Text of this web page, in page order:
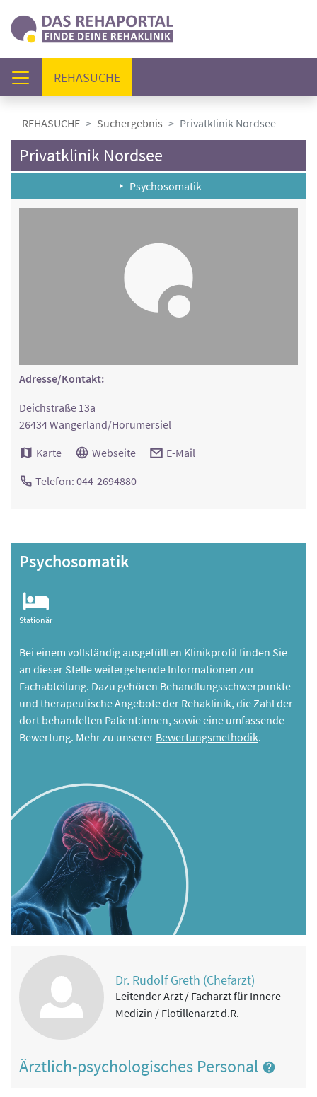
REHASUCHE(AKTUELL)
REHASUCHE Suchergebnis Privatklinik Nordsee
Privatklinik Nordsee
Psychosomatik
Adresse/Kontakt:
Deichstraße 13a
26434 Wangerland/Horumersiel
Karte
Webseite E-Mail
Telefon: 044-2694880
Psychosomatik
Stationär
Bei einem vollständig ausgefüllten Klinikprofil finden Sie
an dieser Stelle weitergehende Informationen zur
Fachabteilung. Dazu gehören Behandlungsschwerpunkte
und therapeutische Angebote der Rehaklinik, die Zahl der
dort behandelten Patient:innen, sowie eine umfassende
Bewertung. Mehr zu unserer Bewertungsmethodik.
Dr. Rudolf Greth (Chefarzt)
Leitender Arzt / Facharzt für Innere
Medizin / Flotillenarzt d.R.
Ärztlich-psychologisches Personal